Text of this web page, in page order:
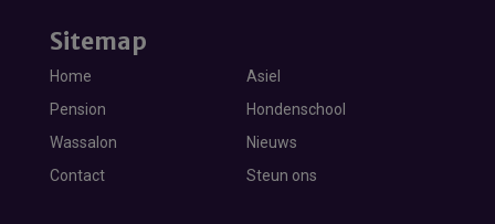
Sitemap
Home
Asiel
Pension
Hondenschool
Wassalon
Nieuws
Contact
Steun ons